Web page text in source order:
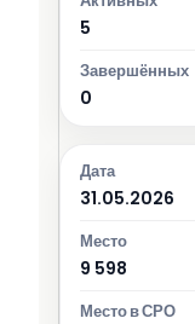
5
0
31.05.2026
9 598